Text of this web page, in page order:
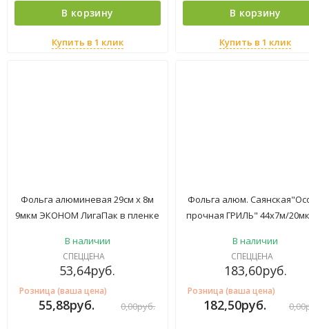
В корзину
Купить в 1 клик
В корзину
Купить в 1 клик
Фольга алюминевая 29см х 8м
9мкм ЭКОНОМ ЛигаПак в пленке
В наличии
СПЕЦЦЕНА
53,64руб.
Розница (ваша цена)
55,88руб. 0,00руб.
Фольга алюм.
прочная ГРИЛЬ" 44х7м/
В наличии
СПЕЦЦЕНА
183,60руб.
Розница (ваша цена)
182,50руб. 0,00